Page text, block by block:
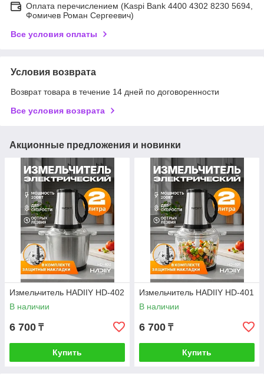
Оплата перечислением (Kaspi Bank 4400 4302 8230 5694,
Фомичев Роман Сергеевич)
Все условия оплаты
Условия возврата
Возврат товара в течение 14 дней по договоренности
Все условия возврата
Акционные предложения и новинки
Измельчитель HADIIY HD-402
В наличии
6 700 ₸
Купить
Измельчитель HADIIY HD-401
В наличии
6 700 ₸
Купить